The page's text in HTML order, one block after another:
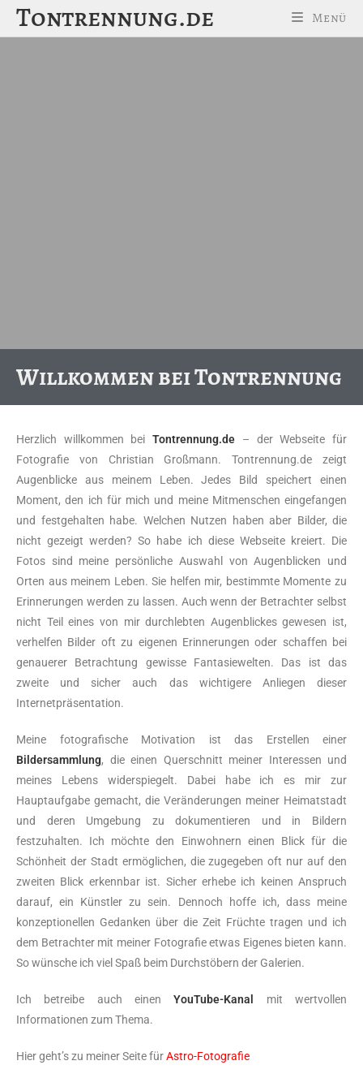
Tontrennung.de Menü
Willkommen bei Tontrennung
Herzlich willkommen beiTontrennung.de – der Webseite für
Fotografie von Christian Großmann. Tontrennung.de zeigt
Augenblicke aus meinem Leben. Jedes Bild speichert einen
Moment, den ich für mich und meine Mitmenschen eingefangen
und festgehalten habe. Welchen Nutzen haben aber Bilder, die
nicht gezeigt werden? So habe ich diese Webseite kreiert. Die
Fotos sind meine persönliche Auswahl von Augenblicken und
Orten aus meinem Leben. Sie helfen mir, bestimmte Momente zu
Erinnerungen werden zu lassen. Auch wenn der Betrachter selbst
nicht Teil eines von mir durchlebten Augenblickes gewesen ist,
verhelfen Bilder oft zu eigenen Erinnerungen oder schaffen bei
genauerer Betrachtung gewisse Fantasiewelten. Das ist das
zweite und sicher auch das wichtigere Anliegen dieser
Internetpräsentation.
Meine fotografische Motivation ist das Erstellen einer
Bildersammlung, die einen Querschnitt meiner Interessen und
meines Lebens widerspiegelt. Dabei habe ich es mir zur
Hauptaufgabe gemacht, die Veränderungen meiner Heimatstadt
und deren Umgebung zu dokumentieren und in Bildern
festzuhalten. Ich möchte den Einwohnern einen Blick für die
Schönheit der Stadt ermöglichen, die zugegeben oft nur auf den
zweiten Blick erkennbar ist. Sicher erhebe ich keinen Anspruch
darauf, ein Künstler zu sein. Dennoch hoffe ich, dass meine
konzeptionellen Gedanken über die Zeit Früchte tragen und ich
dem Betrachter mit meiner Fotografie etwas Eigenes bieten kann.
So wünsche ich viel Spaß beim Durchstöbern der Galerien.
Ich betreibe auch einenYouTube-Kanal
mit wertvollen
Informationen zum Thema.
Hier geht’s zu meiner Seite fürAstro-Fotografie